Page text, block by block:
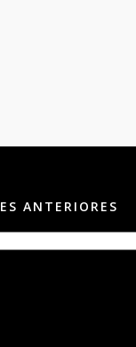
ANTERIORES